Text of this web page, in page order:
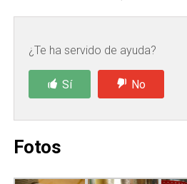
¿Te ha servido de ayuda?
Sí No
Fotos